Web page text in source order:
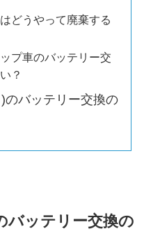
どうやって廃棄する
プ車のバッテリー交
？
のバッテリー交換の
バッテリー交換の